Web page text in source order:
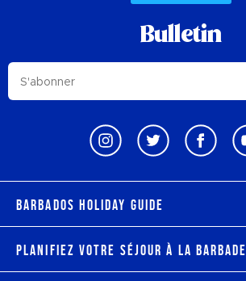
Bulletin
Barbados Holiday Guide
Planifiez votre séjour à la Barbade